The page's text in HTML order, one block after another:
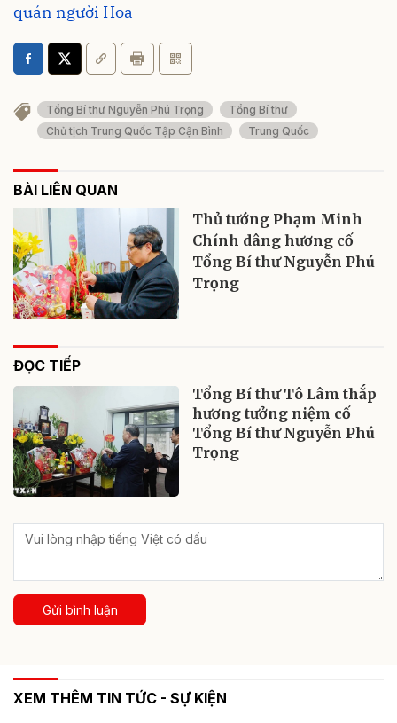
quán người Hoa
Tổng Bí thư Nguyễn Phú Trọng
Tổng Bí thư
Chủ tịch Trung Quốc Tập Cận Bình
Trung Quốc
BÀI LIÊN QUAN
Thủ tướng Phạm Minh
Chính dâng hương cố
Tổng Bí thư Nguyễn Phú
Trọng
ĐỌC TIẾP
Tổng Bí thư Tô Lâm thắp
hương tưởng niệm cố
Tổng Bí thư Nguyễn Phú
Trọng
Gửi bình luận
XEM THÊM TIN TỨC - SỰ KIỆN